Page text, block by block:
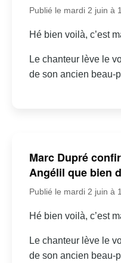
Publié le mardi 2 juin à
Hé bien voilà, c’est
Le chanteur lève le
de son ancien beau-
Marc Dupré
Angélil que bien
Publié le mardi 2 juin à
Hé bien voilà, c’est
Le chanteur lève le
de son ancien beau-